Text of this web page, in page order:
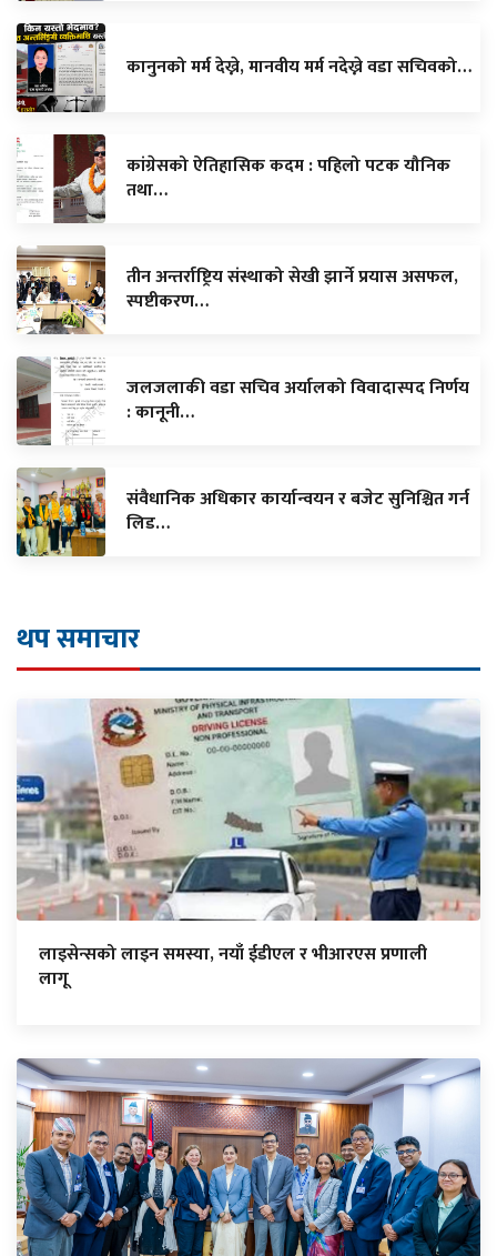
कानुनको मर्म देख्ने, मानवीय मर्म नदेख्ने वडा सचिवको…
कांग्रेसको ऐतिहासिक कदम : पहिलो पटक यौनिक
तथा…
तीन अन्तर्राष्ट्रिय संस्थाको सेखी झार्ने प्रयास असफल,
स्पष्टीकरण…
जलजलाकी वडा सचिव अर्यालको विवादास्पद निर्णय
: कानूनी…
संवैधानिक अधिकार कार्यान्वयन र बजेट सुनिश्चित गर्न
लिड…
थप समाचार
लाइसेन्सको लाइन समस्या, नयाँ ईडीएल र भीआरएस प्रणाली
लागू